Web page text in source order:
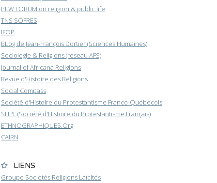
PEW FORUM on religion & public life
TNS SOFRES
IFOP
BLog de Jean-François Dortier (Sciences Humaines)
Sociologie & Religions (réseau AFS)
Journal of Africana Religions
Revue d'Histoire des Religions
Social Compass
Société d'Histoire du Protestantisme Franco-Québécois
SHPF (Société d'Histoire du Protestantisme Français)
ETHNOGRAPHIQUES.Org
CAIRN
LIENS
Groupe Sociétés Religions Laïcités